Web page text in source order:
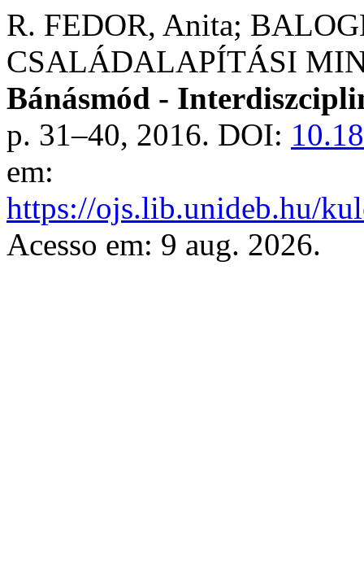
R. FEDOR, Anita;
CSALÁDALAPÍTÁSI
Bánásmód -
p. 31–40, 2016. DOI:
em:
https://ojs.lib.unideb.hu/
Acesso em: 9 aug. 2026.